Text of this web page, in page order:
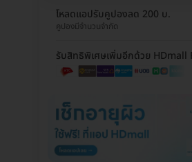
โหลดแอปรับคูปองลด 200 บ.
คูปองมีจำนวนจำกัด
รับสิทธิพิเศษเพิ่มอีกด้วย HDmall